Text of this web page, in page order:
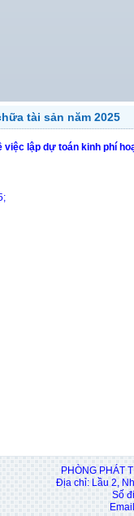
tài sản năm 2025
lập dự toán kinh phí
;
PHÒNG PHÁT
Địa chỉ: Lầu 2,
Số